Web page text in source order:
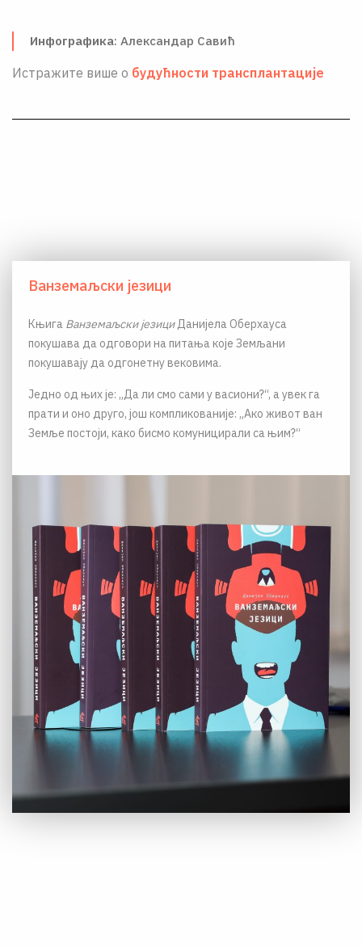
ЦПН
Инфографика: Александар Савић
Истражите више о будућности трансплантације
Ванземаљски језици
Књига Ванземаљски језициДанијела Оберхауса
покушава да одговори на питања које Земљани
покушавају да одгонетну вековима.
Једно од њих је: „Да ли смо сами у васиони?“, а увек га
прати и оно друго, још компликованије: „Ако живот ван
Земље постоји, како бисмо комуницирали са њим?“